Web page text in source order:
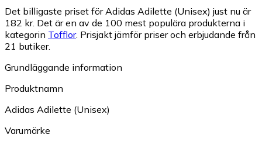
Det billigaste priset för Adidas Adilette (Unisex) just nu är
182 kr. Det är en av de 100 mest populära produkterna i
kategorin Tofflor. Prisjakt jämför priser och erbjudande från
21 butiker.
Grundläggande information
Produktnamn
Adidas Adilette (Unisex)
Varumärke